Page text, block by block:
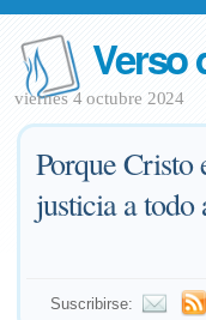
Verso
viernes 4 octubre 2024
Porque Cristo
justicia a todo
Suscribirse: